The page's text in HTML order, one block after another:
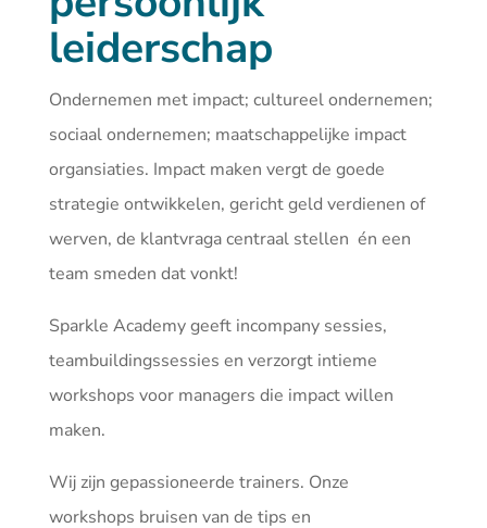
leiderschap
Ondernemen met impact; cultureel ondernemen;
sociaal ondernemen; maatschappelijke impact
organsiaties. Impact maken vergt de goede
strategie ontwikkelen, gericht geld verdienen of
werven, de klantvraga centraal stellen én een
team smeden dat vonkt!
Sparkle Academy geeft incompany sessies,
teambuildingssessies en verzorgt intieme
workshops voor managers die impact willen
maken.
Wij zijn gepassioneerde trainers. Onze
workshops bruisen van de tips en